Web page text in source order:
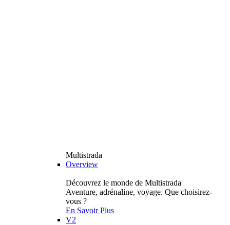
Multistrada
Overview
Découvrez le monde de Multistrada
Aventure, adrénaline, voyage. Que choisirez-
vous ?
En Savoir Plus
V2